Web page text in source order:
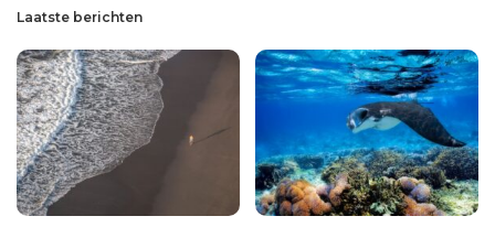
Laatste berichten